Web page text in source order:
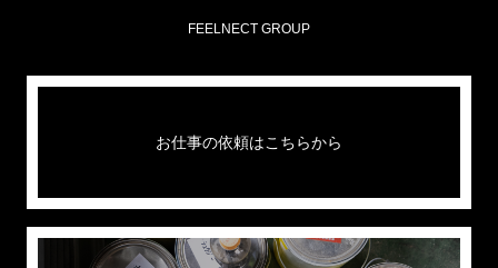
FEELNECT GROUP
お仕事の依頼はこちらから